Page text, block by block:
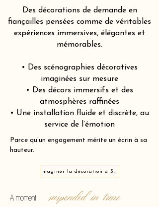
Des décorations de demande en
fiançailles pensées comme de véritables
expériences immersives, élégantes et
mémorables.
• Des scénographies décoratives
imaginées sur mesure
• Des décors immersifs et des
atmosphères raffinées
• Une installation fluide et discrète, au
service de l’émotion
Parce qu’un engagement mérite un écrin à sa
hauteur.
Imaginer la décoration à Saint-Laurent-du-Var 06700
A moment suspended in time